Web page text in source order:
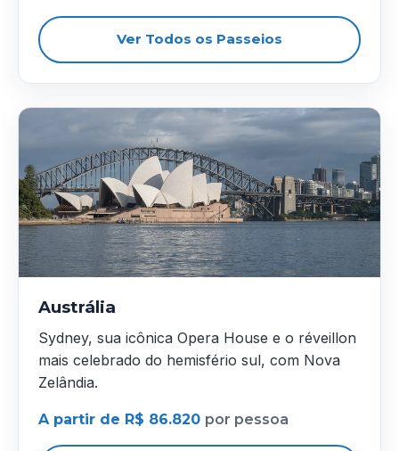
Ver Todos os Passeios
Austrália
Sydney, sua icônica Opera House e o réveillon
mais celebrado do hemisfério sul, com Nova
Zelândia.
A partir de R$ 86.820 por pessoa